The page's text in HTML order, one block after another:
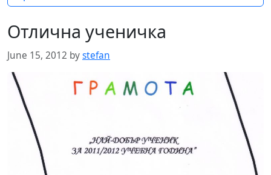
Отлична ученичка
June 15, 2012 bystefan